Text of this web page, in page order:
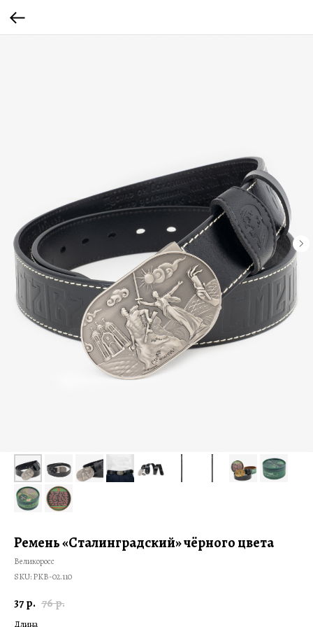
Ремень «Сталинградский» чёрного цвета
Великоросс
SKU:PKB-02.110
37р. 76р.
Длина